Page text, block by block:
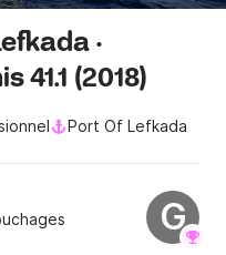
·
(2018)
Port Of Lefkada
G